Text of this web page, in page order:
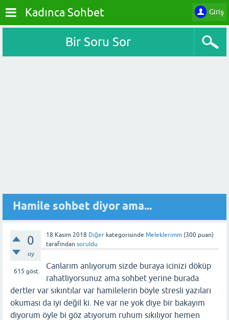
Giriş
Kadınca Sohbet
Bir Soru Sor
Hamile sohbet diyor ama...
0
oy
615 göst.
18 Kasım 2018 Diğer kategorisinde Meleklerimm (300 puan)
tarafından soruldu
Canlarım anlıyorum sizde buraya icinizi döküp
rahatliyorsunuz ama sohbet yerine burada
dertler var sıkıntılar var hamilelerin böyle stresli yazıları
okuması da iyi değil ki. Ne var ne yok diye bir bakayım
diyorum öyle bi göz atıyorum ruhum sıkılıyor hemen